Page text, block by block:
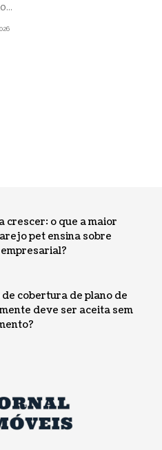
crescer: o que a maior
pet ensina sobre
cobertura de plano de
deve ser aceita sem